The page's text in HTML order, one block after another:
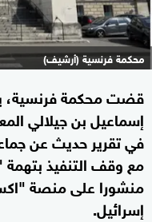
محكمة فرنسية (أرشيف)
قضت محكمة فرنسية،
إسماعيل بن جيلالي
في تقرير حديث عن
مع وقف التنفيذ بتهمة
إسرائيل.